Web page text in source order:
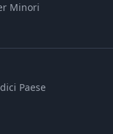
Minori
Paese